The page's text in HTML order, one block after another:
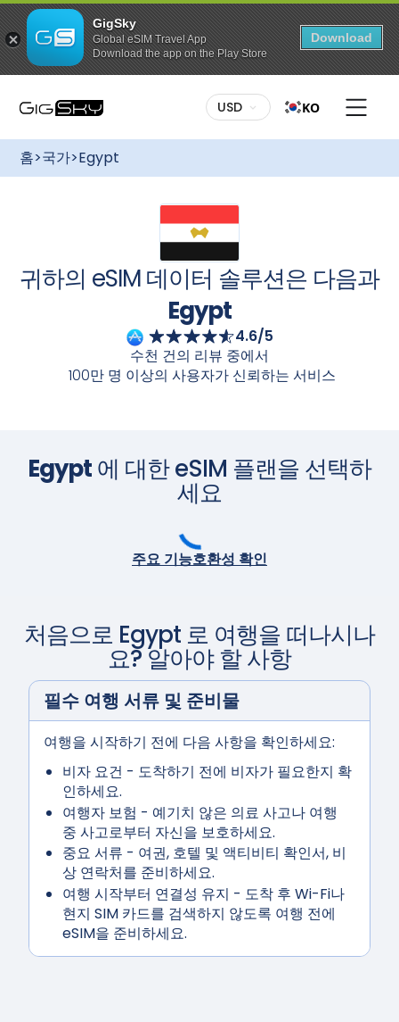
GigSky
Global eSIM Travel App
Download the app on the Play Store
Download
카메라로 스캔하세요
이 요금제를 구매하려면:
다양한 요금제:
나에게 맞는 요금제를 선택하세요. 고정 데이
터든 무제한 데이터든, GigSky는 다양한 요금제를 제공합니
연결 상태를 유지할 수 있습니다
지에도 다양한 요금제가 있습니다.
이터 요금제를 구매하신 후 GigSky 앱을 통해 eSIM을 받으
시거나 이메일 안내에 따라 QR 코드를 이용하여 다운로드하
세요. 설치가 완료되면 빠르고 안정적이며 안정적인 인터넷
유연한 활성화:여행 계획을 미리 세우세요! 여행 전에 데이
터 요금제를 구매하고 eSIM을 설치하세요. 여행지에 도착해
eSIM을 켜면 자동으로 활성화됩니다. 끊김 없는 연결성을 즐
무료 글로벌 데이터 요금제
최대 3GB 데이터 / 175개국 이상에서 이용
가능
무제한 이용, 최대 7일간
모든 요금제 최대 30% 할인
육지와 바다에서 즐길 수 있는 상시 할인 혜
택
USD KO
홈>국가>Egypt
귀하의 eSIM 데이터 솔루션은 다음과
Egypt
4.6/5
수천 건의 리뷰 중에서
100만 명 이상의 사용자가 신뢰하는 서비스
Egypt에 대한 eSIM 플랜을 선택하
세요
주요 기능호환성 확인
처음으로 Egypt 로 여행을 떠나시나
요? 알아야 할 사항
필수 여행 서류 및 준비물
여행을 시작하기 전에 다음 사항을 확인하세요:
비자 요건 - 도착하기 전에 비자가 필요한지 확
인하세요.
여행자 보험 - 예기치 않은 의료 사고나 여행
중 사고로부터 자신을 보호하세요.
중요 서류 - 여권, 호텔 및 액티비티 확인서, 비
상 연락처를 준비하세요.
여행시작부터 연결성 유지 - 도착 후 Wi-Fi나
현지 SIM 카드를 검색하지 않도록 여행 전에
eSIM을 준비하세요.